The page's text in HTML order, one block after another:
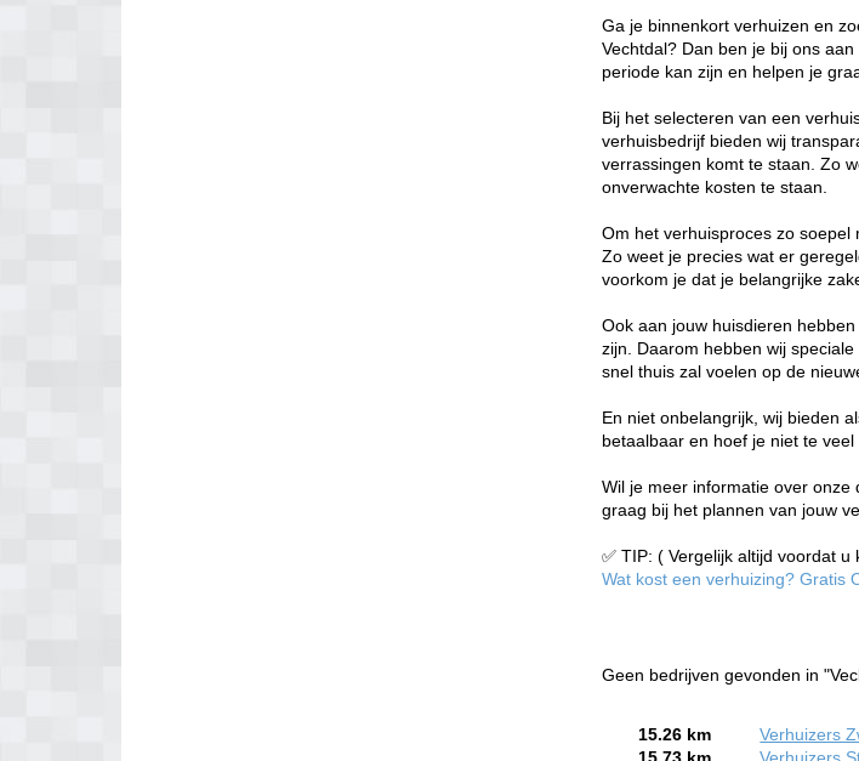
Ga je binnenkort verhuizen en
Vechtdal? Dan ben je bij ons
periode kan zijn en helpen je
Bij het selecteren van een
verhuisbedrijf bieden wij
verrassingen komt te staan. Zo
onverwachte kosten te staan.
Om het verhuisproces zo soepel
Zo weet je precies wat er
voorkom je dat je belangrijke
Ook aan jouw huisdieren
zijn. Daarom hebben wij
snel thuis zal voelen op de
En niet onbelangrijk, wij bieden
betaalbaar en hoef je niet te
Wil je meer informatie over
graag bij het plannen van jouw
✅ TIP: ( Vergelijk altijd voordat u
Wat kost een verhuizing? Gratis
Geen bedrijven gevonden in
15.26 km
Verhuizers